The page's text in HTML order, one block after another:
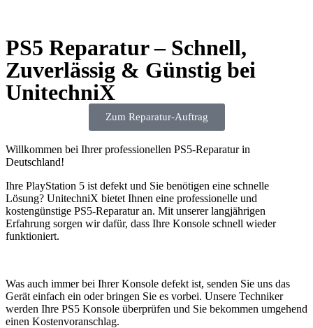
PS5 Reparatur – Schnell,
Zuverlässig & Günstig bei
UnitechniX
Zum Reparatur-Auftrag
Willkommen bei Ihrer professionellen PS5-Reparatur in
Deutschland!
Ihre PlayStation 5 ist defekt und Sie benötigen eine schnelle
Lösung? UnitechniX bietet Ihnen eine professionelle und
kostengünstige PS5-Reparatur an. Mit unserer langjährigen
Erfahrung sorgen wir dafür, dass Ihre Konsole schnell wieder
funktioniert.
Was auch immer bei Ihrer Konsole defekt ist, senden Sie uns das
Gerät einfach ein oder bringen Sie es vorbei. Unsere Techniker
werden Ihre PS5 Konsole überprüfen und Sie bekommen umgehend
einen Kostenvoranschlag.